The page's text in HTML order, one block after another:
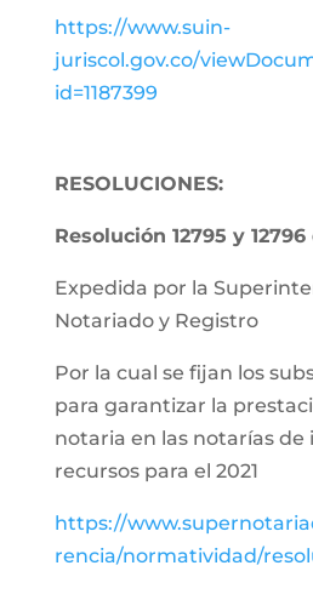
https://www.suin-
juriscol.gov.co/
id=1187399
RESOLUCIONES:
Resolución 12795 y 12796
Expedida por la
Notariado y Registro
Por la cual se fijan los
para garantizar la
notaria en las notarías de
recursos para el 2021
https://
rencia/normatividad/